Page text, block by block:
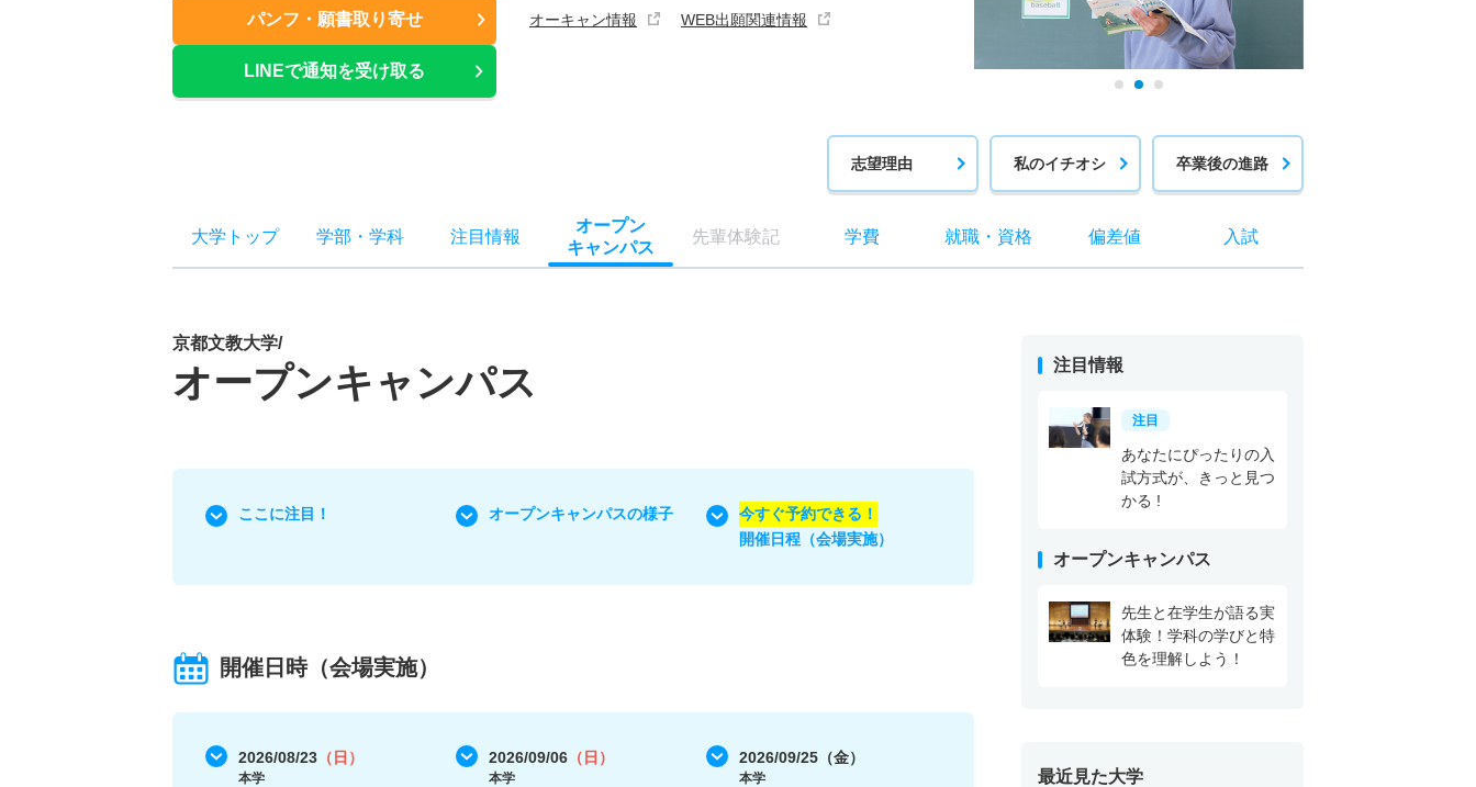
パンフ・願書取り寄せ
LINEで通知を受け取る
オーキャン情報 WEB出願関連情報
志望理由 私のイチオシ 卒業後の進路
大学トップ 学部 ・ 学科 注目情報
オープン
キャンパス
先輩体験記 学費 就職・ 資格 偏差値 入試
京都文教大学/
オープンキャンパス
ここに注目！ オープンキャンパスの様子
今すぐ予約できる！
開催日程（会場実施）
開催日時（会場実施）
2026/08/23 （日）
本学
2026/09/06（日）
本学
2026/09/25（金）
本学
注目情報
注目
あなたにぴったりの入
試方式が、きっと見つ
かる !
オープンキャンパス
先生と在学生が語る実
体験！学科の学びと特
色を理解しよう！
最近見た大学